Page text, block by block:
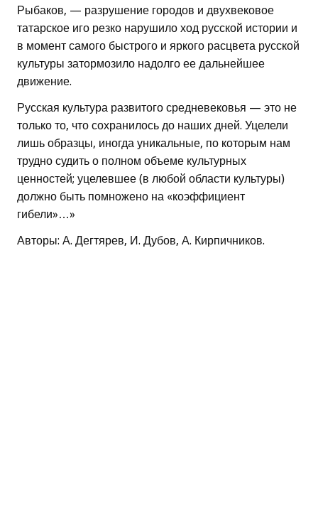
Рыбаков, — разрушение городов и двухвековое
татарское иго резко нарушило ход русской истории и
в момент самого быстрого и яркого расцвета русской
культуры затормозило надолго ее дальнейшее
движение.
Русская культура развитого средневековья — это не
только то, что сохранилось до наших дней. Уцелели
лишь образцы, иногда уникальные, по которым нам
трудно судить о полном объеме культурных
ценностей; уцелевшее (в любой области культуры)
должно быть помножено на «коэффициент
гибели»…»
Авторы: А. Дегтярев, И. Дубов, А. Кирпичников.